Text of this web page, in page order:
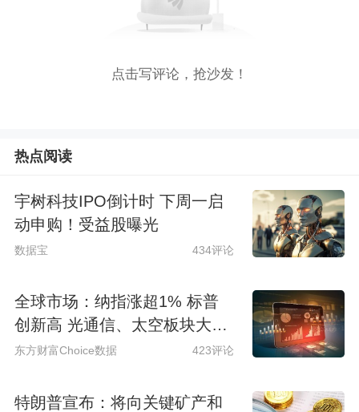
点击写评论，抢沙发！
热点阅读
宇树科技IPO倒计时 下周一启
动申购！受益股曝光
数据宝 434评论
全球市场：纳指涨超1% 标普
创新高 光通信、太空板块大涨
SpaceX涨超15%
东方财富Choice数据 423评论
特朗普宣布：将向关键矿产和